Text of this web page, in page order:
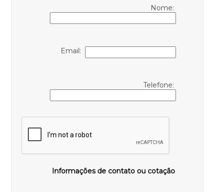
Nome:
Email:
Telefone:
Informações de contato ou cotação